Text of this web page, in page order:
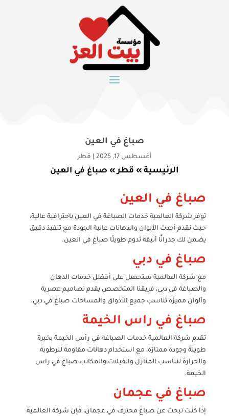
صباغ في العين
أغسطس 17, 2025 قطر
الرئيسية » قطر» صباغ في العين
صباغ في العين
توفر شركة العالمية خدمات الصباغة في العين باحترافية عالية،
حيث نقدم أحدث الألوان والدهانات عالية الجودة مع تنفيذ دقيق
يضمن لك جدرانًا أنيقة تدوم طويلًا صباغ في العين.
صباغ في دبي
مع شركة العالمية ستحصل على أفضل خدمات الدهان
والصباغة في دبي، فريقنا المتخصص يقدم تصاميم عصرية
وألوان مميزة تناسب جميع الأذواق والمساحات صباغ في دبي.
صباغ في راس الخيمة
تقدم شركة العالمية خدمات الصباغة في رأس الخيمة بخبرة
طويلة وجودة ممتازة، مع استخدام دهانات مقاومة للرطوبة
والحرارة لتناسب المنازل والفيلات والمكاتب صباغ في راس
الخيمة.
صباغ في عجمان
إذا كنت تبحث عن صباغ محترف في عجمان، فإن شركة العالمية